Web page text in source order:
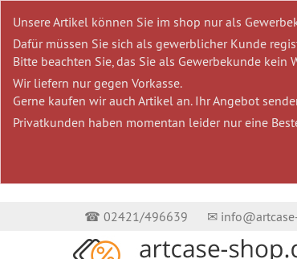
Unsere Artikel können Sie im shop nur als
Dafür müssen Sie sich als gewerblicher Kunde
Bitte beachten Sie, das Sie als Gewerbekunde
Wir liefern nur gegen Vorkasse.
Gerne kaufen wir auch Artikel an. Ihr Angebot
Privatkunden haben momentan leider nur eine
☎ 02421/496639 ✉